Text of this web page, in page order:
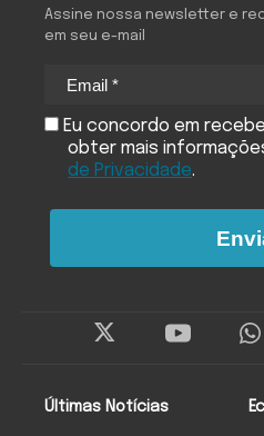
Últimas Notícias
Assine nossa newsletter e
em seu e-mail
Eu concordo em
obter mais
de Privacidade.